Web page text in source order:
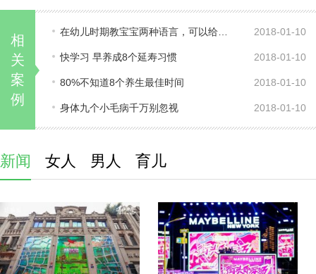
相
关
案
例
2018-01-10
快学习 早养成8个延寿习惯 2018-01-10
80%不知道8个养生最佳时间 2018-01-10
身体九个小毛病千万别忽视 2018-01-10
新闻 女人 男人 育儿